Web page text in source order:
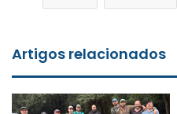
Artigos relacionados